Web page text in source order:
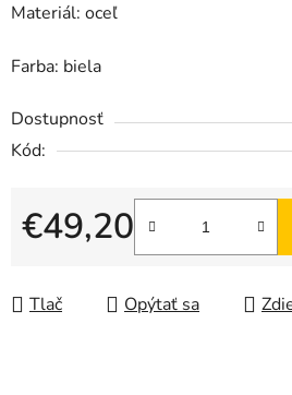
Materiál: oceľ
Farba: biela
Dostupnosť
Kód:
€49,20
Jednotková cena:
Tlač Opýtať sa